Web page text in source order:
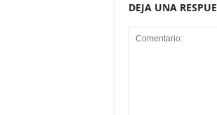
DEJA UNA